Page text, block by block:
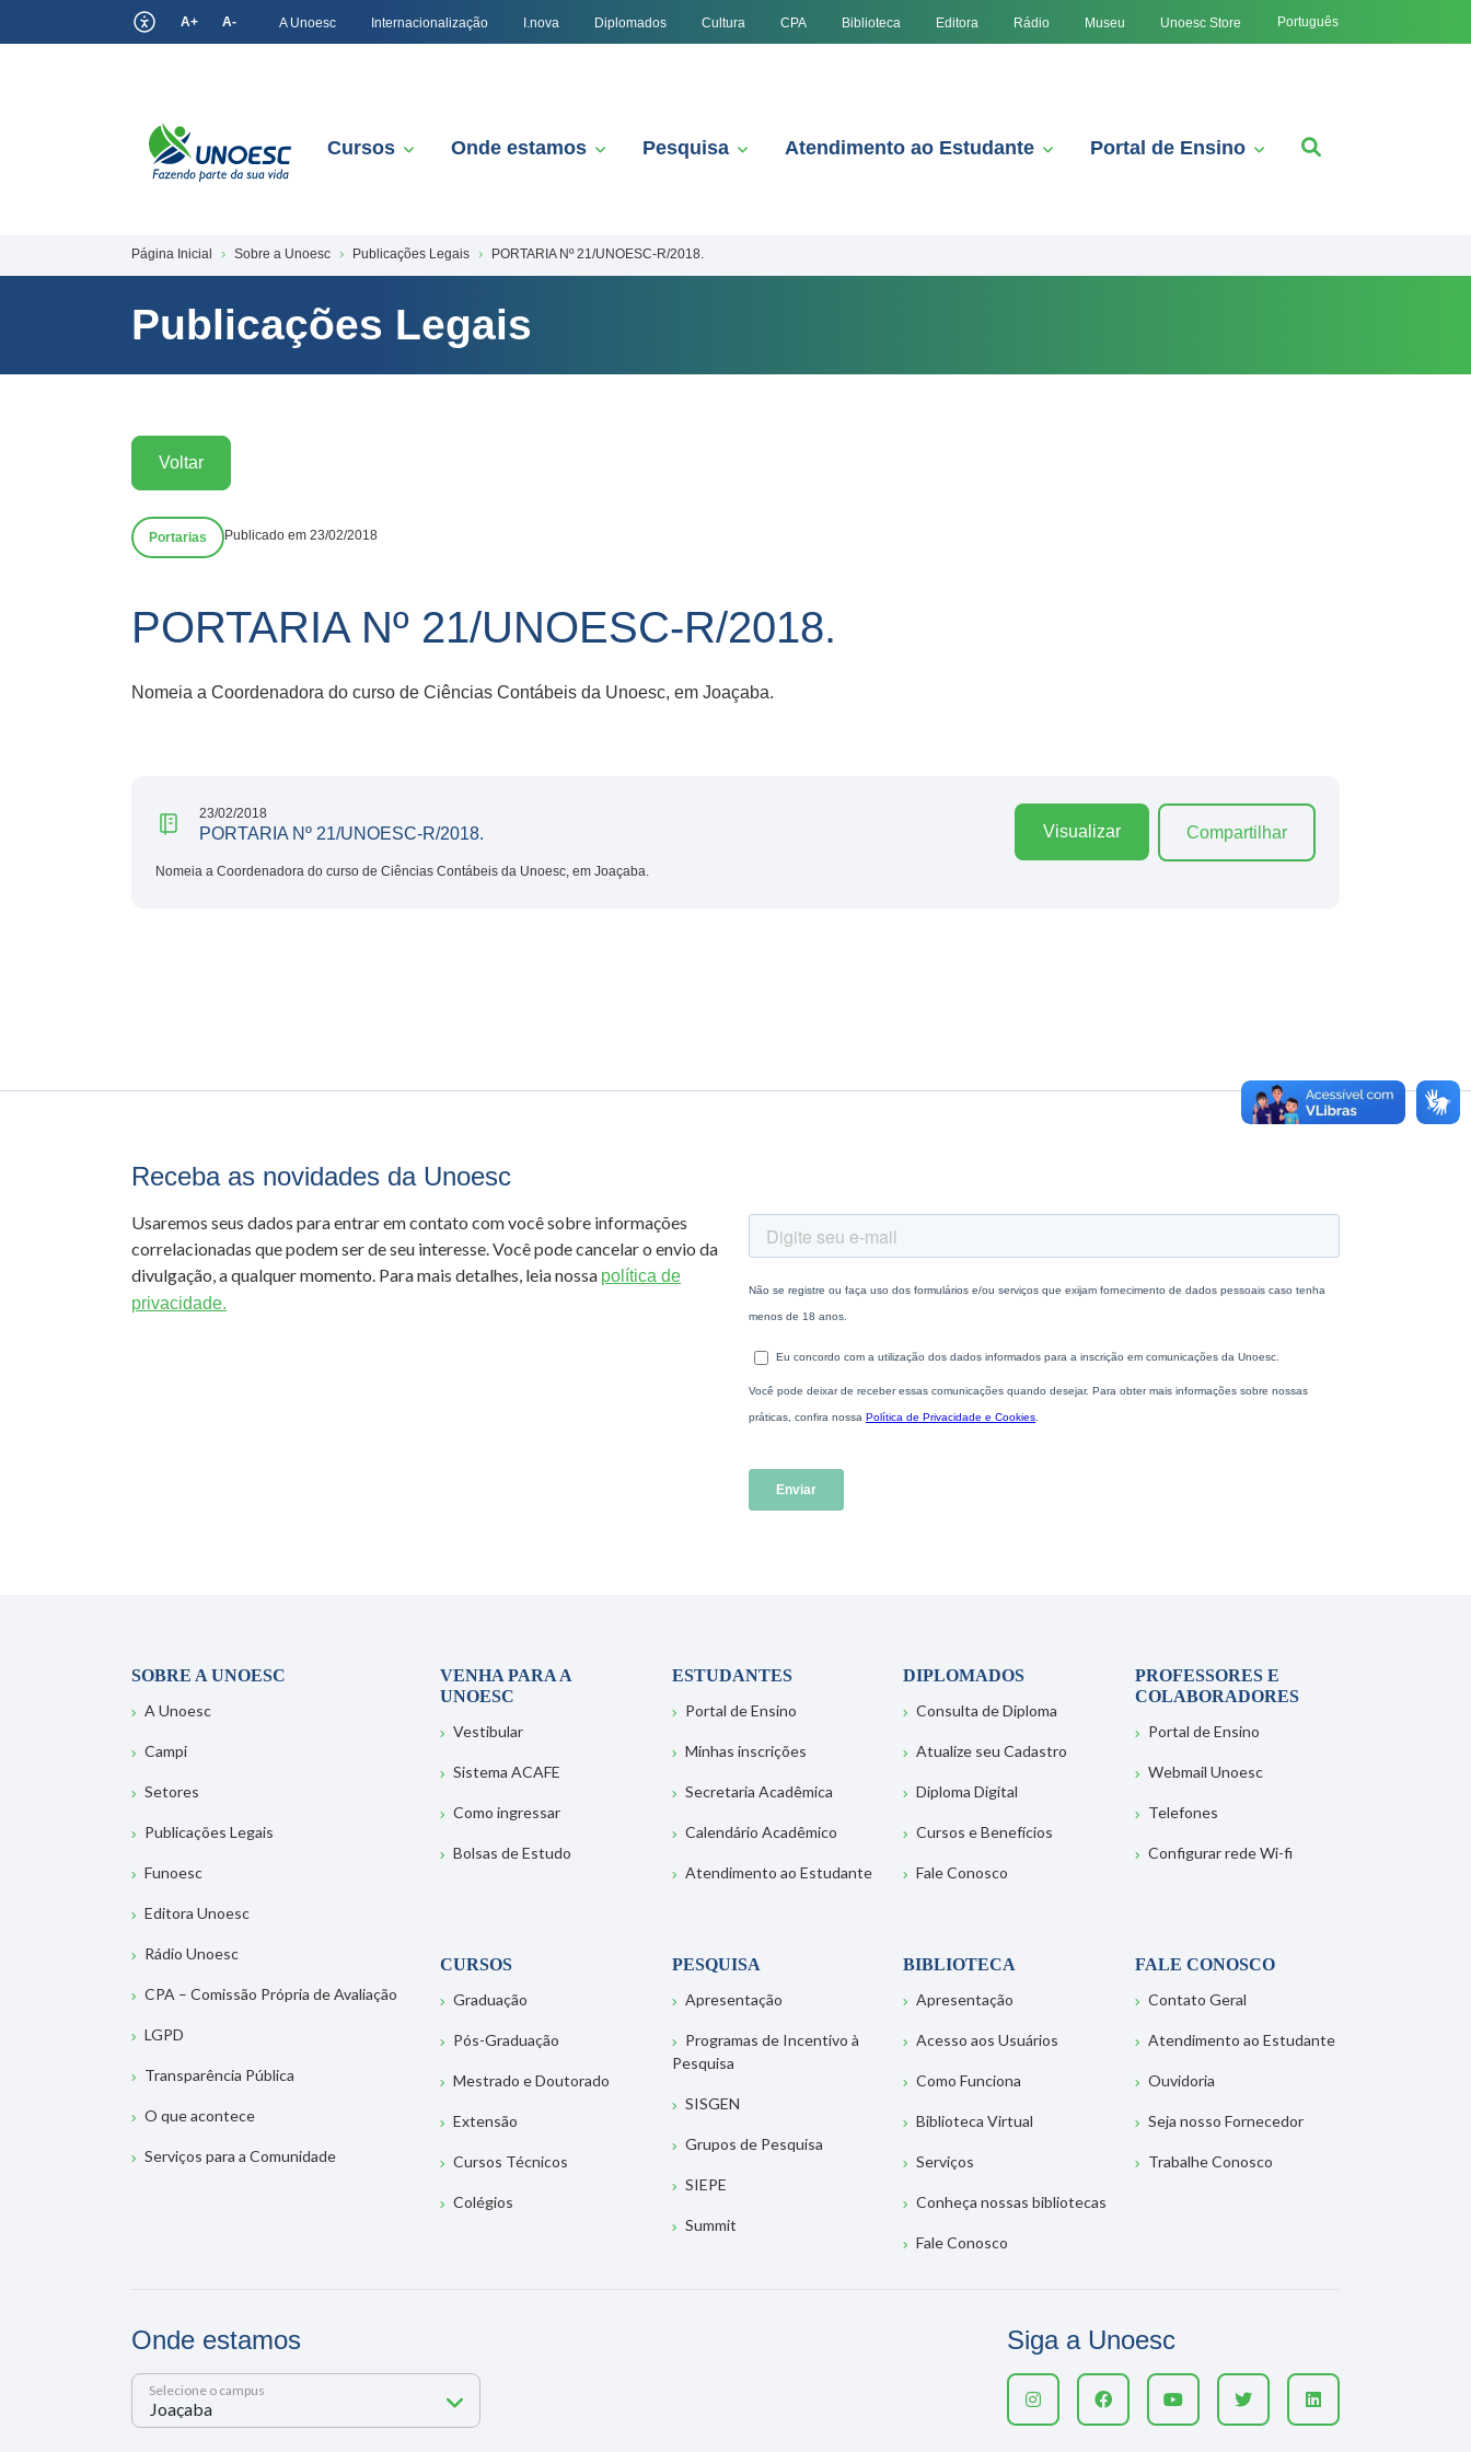
A+ A- A Unoesc Internacionalização I.nova Diplomados Cultura CPA Biblioteca Editora Rádio Museu Unoesc Store Português
Cursos Onde estamos Pesquisa Atendimento ao Estudante Portal de Ensino
Página Inicial Sobre a Unoesc Publicações Legais PORTARIA Nº 21/UNOESC-R/2018.
Publicações Legais
Voltar
Portarias Publicado em 23/02/2018
PORTARIA Nº 21/UNOESC-R/2018.
Nomeia a Coordenadora do curso de Ciências Contábeis da Unoesc, em Joaçaba.
23/02/2018
PORTARIA Nº 21/UNOESC-R/2018.
Nomeia a Coordenadora do curso de Ciências Contábeis da Unoesc, em Joaçaba.
Visualizar Compartilhar
Receba as novidades da Unoesc
Usaremos seus dados para entrar em contato com você sobre informações
correlacionadas que podem ser de seu interesse. Você pode cancelar o envio da
divulgação, a qualquer momento. Para mais detalhes, leia nossa política de
privacidade.
SOBRE A UNOESC
A Unoesc
Campi
Setores
Publicações Legais
Funoesc
Editora Unoesc
Rádio Unoesc
CPA – Comissão Própria de Avaliação
LGPD
Transparência Pública
O que acontece
Serviços para a Comunidade
VENHA PARA A
UNOESC
Vestibular
Sistema ACAFE
Como ingressar
Bolsas de Estudo
ESTUDANTES
Portal de Ensino
Minhas inscrições
Secretaria Acadêmica
Calendário Acadêmico
Atendimento ao Estudante
DIPLOMADOS
Consulta de Diploma
Atualize seu Cadastro
Diploma Digital
Cursos e Benefícios
Fale Conosco
PROFESSORES E
COLABORADORES
Portal de Ensino
Webmail Unoesc
Telefones
Configurar rede Wi-fi
CURSOS
Graduação
Pós-Graduação
Mestrado e Doutorado
Extensão
Cursos Técnicos
Colégios
PESQUISA
Apresentação
Programas de Incentivo à
Pesquisa
SISGEN
Grupos de Pesquisa
SIEPE
Summit
BIBLIOTECA
Apresentação
Acesso aos Usuários
Como Funciona
Biblioteca Virtual
Serviços
Conheça nossas bibliotecas
Fale Conosco
FALE CONOSCO
Contato Geral
Atendimento ao Estudante
Ouvidoria
Seja nosso Fornecedor
Trabalhe Conosco
Onde estamos
Selecione o campus
Siga a Unoesc